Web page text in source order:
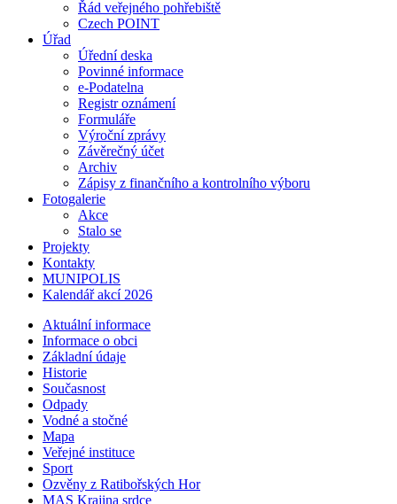
Řád veřejného pohřebiště
Czech POINT
Úřad
Úřední deska
Povinné informace
e-Podatelna
Registr oznámení
Formuláře
Výroční zprávy
Závěrečný účet
Archiv
Zápisy z finančního a kontrolního výboru
Fotogalerie
Akce
Stalo se
Projekty
Kontakty
MUNIPOLIS
Kalendář akcí 2026
Aktuální informace
Informace o obci
Základní údaje
Historie
Současnost
Odpady
Vodné a stočné
Mapa
Veřejné instituce
Sport
Ozvěny z Ratibořských Hor
MAS Krajina srdce